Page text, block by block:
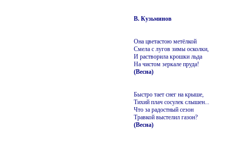
В. Кузьминов
Она цветастою метёлкой
Смела с лугов зимы осколки,
И растворила крошки льда
На чистом зеркале пруда!
(Весна)
Быстро тает снег на крыше,
Тихий плач сосулек слышен...
Что за радостный сезон
Травкой выстелил газон?
(Весна)